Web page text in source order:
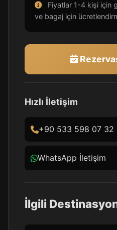
Fiyatlar 1-4 kişi için
ve bagaj için
Hızlı İletişim
+90 533 598 07 32
WhatsApp İletişim
İlgili